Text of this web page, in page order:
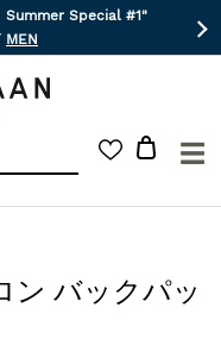
Summer Special #1"
MEN
☰
ン バックパッ